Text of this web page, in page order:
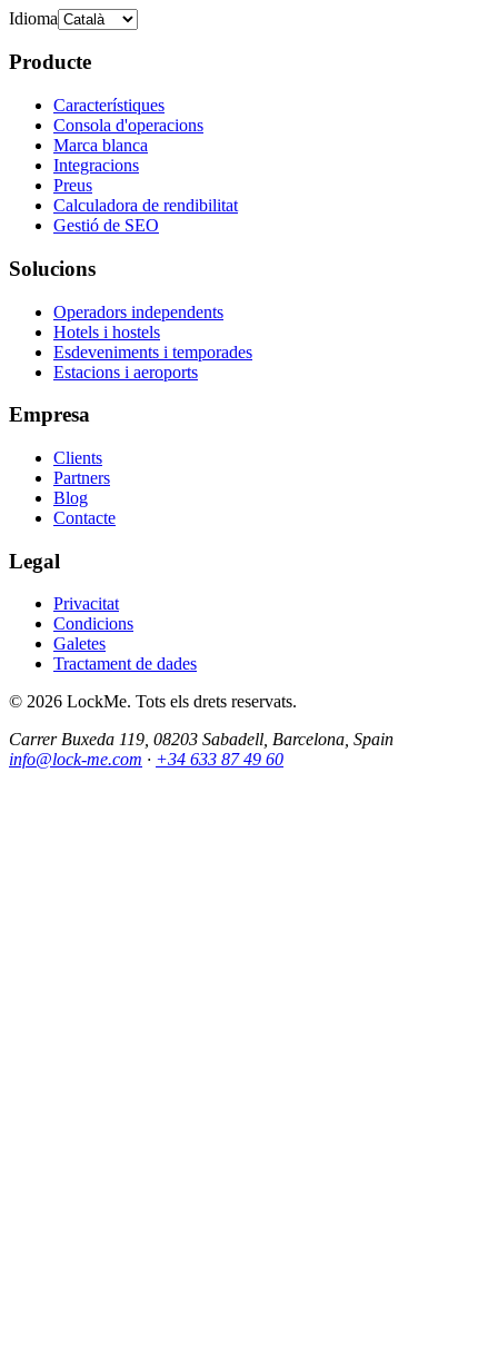
Idioma
Producte
Característiques
Consola d'operacions
Marca blanca
Integracions
Preus
Calculadora de rendibilitat
Gestió de SEO
Solucions
Operadors independents
Hotels i hostels
Esdeveniments i temporades
Estacions i aeroports
Empresa
Clients
Partners
Blog
Contacte
Legal
Privacitat
Condicions
Galetes
Tractament de dades
© 2026 LockMe. Tots els drets reservats.
Carrer Buxeda 119, 08203 Sabadell, Barcelona, Spain
info@lock-me.com · +34 633 87 49 60